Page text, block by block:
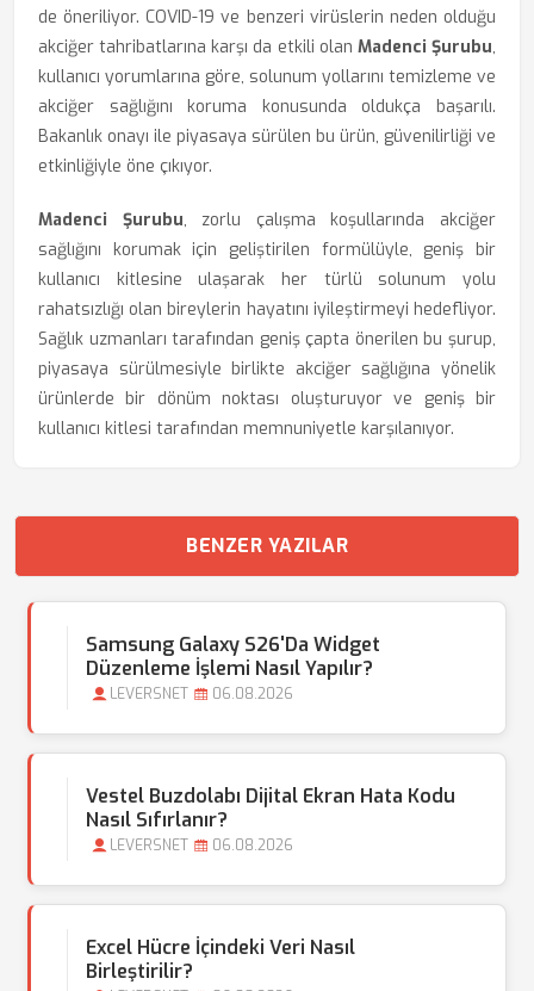
de öneriliyor. COVID-19 ve benzeri virüslerin neden olduğu
akciğer tahribatlarına karşı da etkili olan Madenci Şurubu,
kullanıcı yorumlarına göre, solunum yollarını temizleme ve
akciğer sağlığını koruma konusunda oldukça başarılı.
Bakanlık onayı ile piyasaya sürülen bu ürün, güvenilirliği ve
etkinliğiyle öne çıkıyor.
Madenci Şurubu, zorlu çalışma koşullarında akciğer
sağlığını korumak için geliştirilen formülüyle, geniş bir
kullanıcı kitlesine ulaşarak her türlü solunum yolu
rahatsızlığı olan bireylerin hayatını iyileştirmeyi hedefliyor.
Sağlık uzmanları tarafından geniş çapta önerilen bu şurup,
piyasaya sürülmesiyle birlikte akciğer sağlığına yönelik
ürünlerde bir dönüm noktası oluşturuyor ve geniş bir
kullanıcı kitlesi tarafından memnuniyetle karşılanıyor.
BENZER YAZILAR
Samsung Galaxy S26'da Widget
Düzenleme İşlemi Nasıl Yapılır?
LEVERSNET 06.08.2026
Vestel Buzdolabı Dijital Ekran Hata Kodu
Nasıl Sıfırlanır?
LEVERSNET 06.08.2026
Excel Hücre İçindeki Veri Nasıl
Birleştirilir?